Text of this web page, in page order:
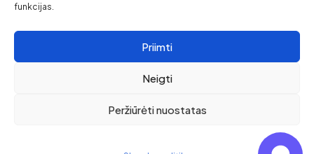
funkcijas.
Priimti
Neigti
Peržiūrėti nuostatas